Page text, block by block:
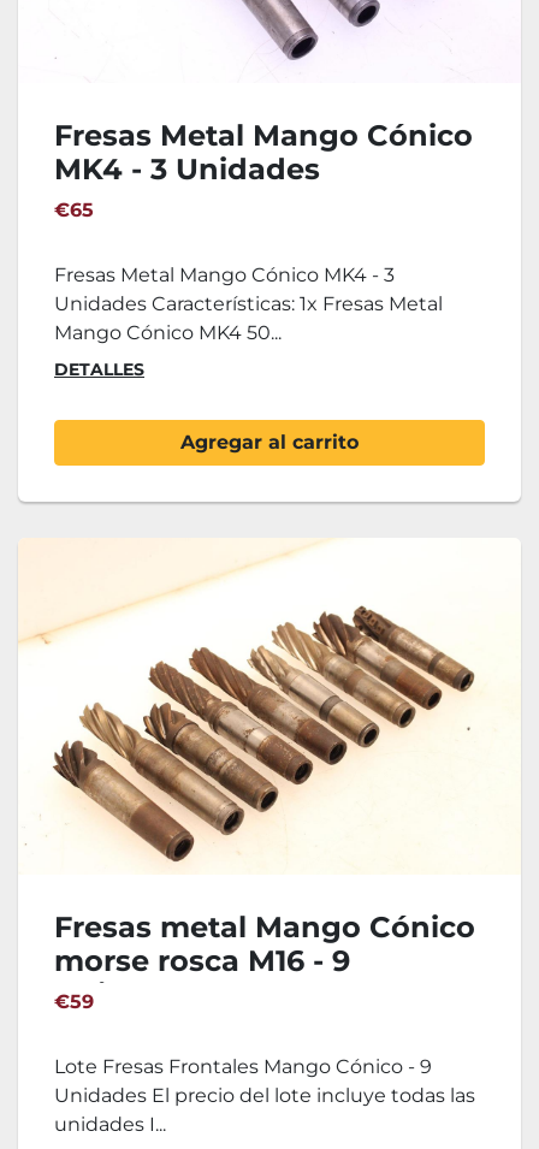
Fresas Metal Mango Cónico
MK4 - 3 Unidades
€65
Fresas Metal Mango Cónico MK4 - 3
Unidades Características: 1x Fresas Metal
Mango Cónico MK4 50...
DETALLES
Agregar al carrito
Fresas metal Mango Cónico
morse rosca M16 - 9
Unidades
€59
Lote Fresas Frontales Mango Cónico - 9
Unidades El precio del lote incluye todas las
unidades I...